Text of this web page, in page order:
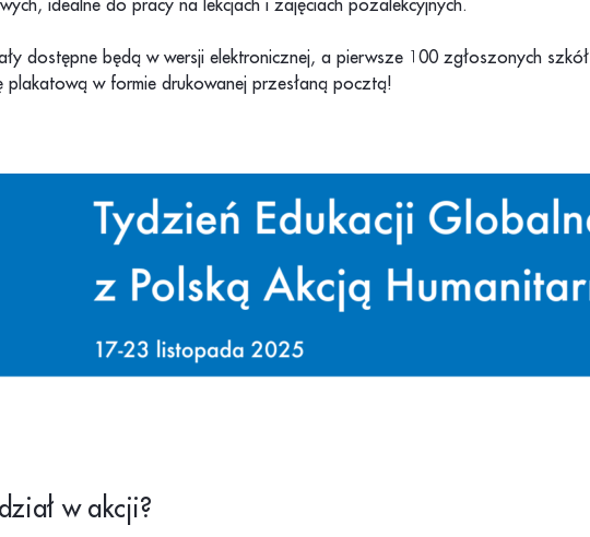
idealne do pracy na lekcjach i zajęciach pozalekcyjnych.
dostępne będą w wersji elektronicznej, a pierwsze 100 zgłoszonych szkół
plakatową w formie drukowanej przesłaną pocztą!
w akcji?